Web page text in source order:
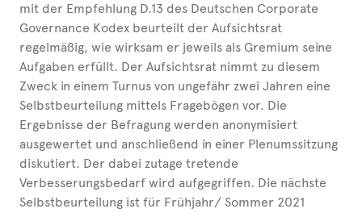
mit der Empfehlung D.13 des Deutschen Corporate
Governance Kodex beurteilt der Aufsichtsrat
regelmäßig, wie wirksam er jeweils als Gremium seine
Aufgaben erfüllt. Der Aufsichtsrat nimmt zu diesem
Zweck in einem Turnus von ungefähr zwei Jahren eine
Selbstbeurteilung mittels Fragebögen vor. Die
Ergebnisse der Befragung werden anonymisiert
ausgewertet und anschließend in einer Plenumssitzung
diskutiert. Der dabei zutage tretende
Verbesserungsbedarf wird aufgegriffen. Die nächste
Selbstbeurteilung ist für Frühjahr/ Sommer 2021